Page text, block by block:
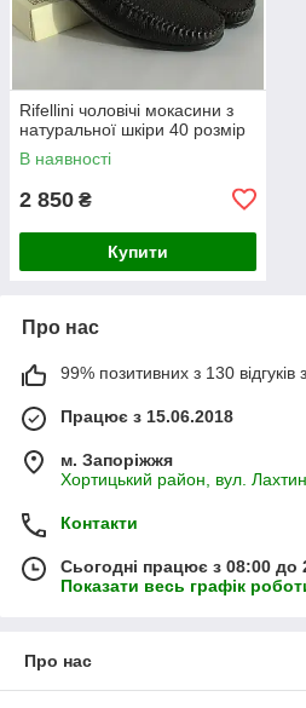
Rifellini чоловічі мокасини з
натуральної шкіри 40 розмір
В наявності
2 850 ₴
Купити
Про нас
99% позитивних з 130 відгуків
Працює з 15.06.2018
м. Запоріжжя
Хортицький район, вул.
Контакти
Сьогодні працює з 08:00 до
Показати весь графік
Про нас